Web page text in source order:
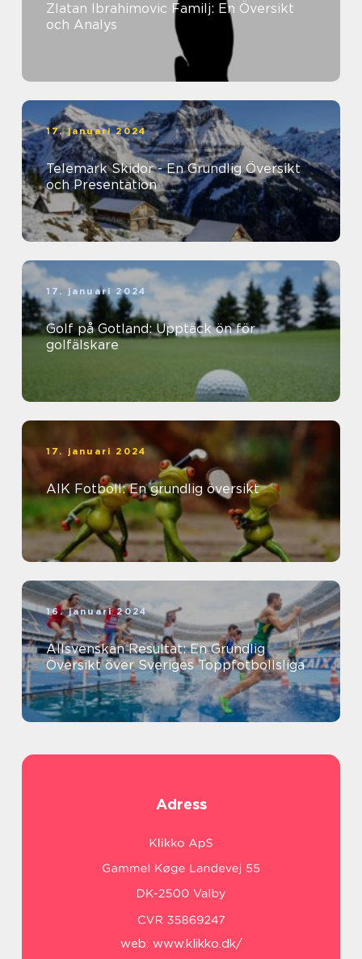
Zlatan Ibrahimovic Familj: En Översikt
och Analys
17. januari 2024
Telemark Skidor - En Grundlig Översikt
och Presentation
17. januari 2024
Golf på Gotland: Upptäck ön för
golfälskare
17. januari 2024
AIK Fotboll: En grundlig översikt
16. januari 2024
Allsvenskan Resultat: En Grundlig
Översikt över Sveriges Toppfotbollsliga
Adress
web: www.klikko.dk/